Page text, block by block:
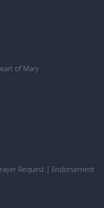
of Mary
Request
Endorsement